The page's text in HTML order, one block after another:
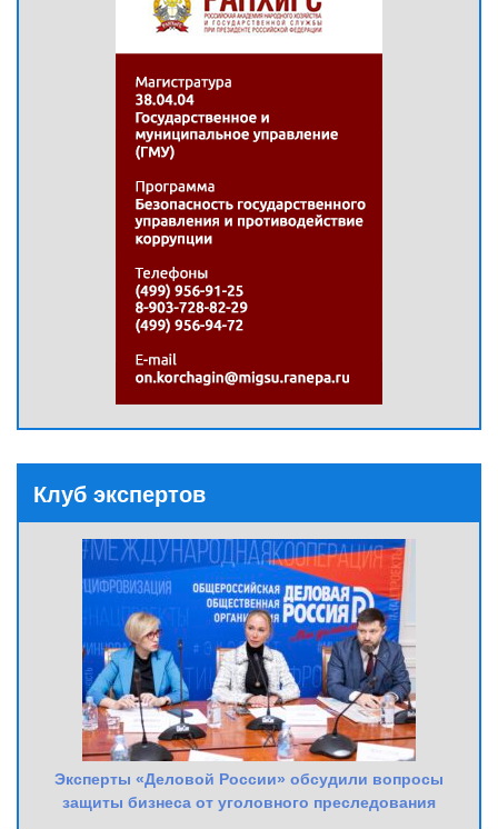
Клуб экспертов
Эксперты «Деловой России» обсудили вопросы
защиты бизнеса от уголовного преследования